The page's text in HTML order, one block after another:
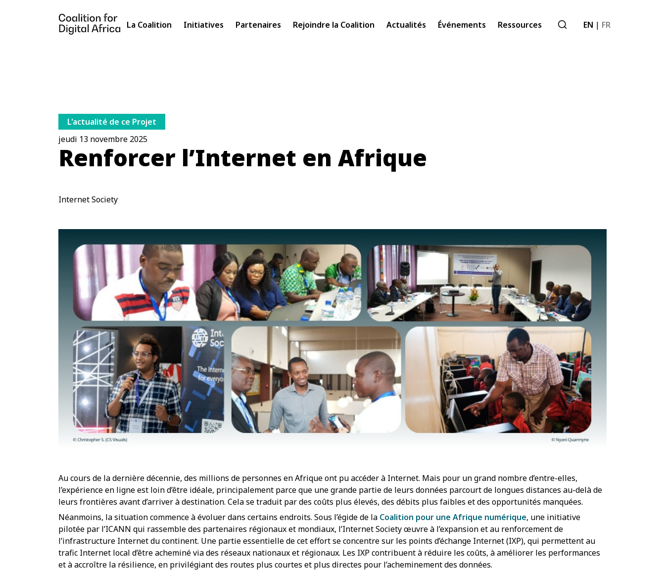
La Coalition Initiatives Partenaires Rejoindre la Coalition Actualités Événements Ressources EN | FR
L'actualité de ce Projet
jeudi 13 novembre 2025
Renforcer l’Internet en Afrique
Internet Society
Au cours de la dernière décennie, des millions de personnes en Afrique ont pu accéder à Internet. Mais pour un grand nombre d’entre-elles,
l’expérience en ligne est loin d’être idéale, principalement parce que une grande partie de leurs données parcourt de longues distances au-delà de
leurs frontières avant d’arriver à destination. Cela se traduit par des coûts plus élevés, des débits plus faibles et des opportunités manquées.
Néanmoins, la situation commence à évoluer dans certains endroits. Sous l’égide de la Coalition pour une Afrique numérique, une initiative
pilotée par l’ICANN qui rassemble des partenaires régionaux et mondiaux, l’Internet Society œuvre à l’expansion et au renforcement de
l’infrastructure Internet du continent. Une partie essentielle de cet effort se concentre sur les points d’échange Internet (IXP), qui permettent au
trafic Internet local d’être acheminé via des réseaux nationaux et régionaux. Les IXP contribuent à réduire les coûts, à améliorer les performances
et à accroître la résilience, en privilégiant des routes plus courtes et plus directes pour l’acheminement des données.